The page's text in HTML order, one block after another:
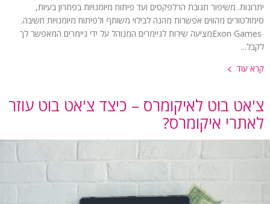
יתרונות. משיפור תגובת הרלפקסים ועד פיתוח מיומנויות בפתרון בעיות,
סימולטורים מהווים אפשרות מהנה לבילוי משותף ולפיתוח מיומנויות חשיבה.
Exon Gamesמציעה שירות לגיימרים המנוהל על ידי גיימרים המאפשר לך
לקבל...
קרא עוד
צ'אט בוט לאיקומרס – כיצד צ'אט בוט עוזר
לאתרי איקומרס?